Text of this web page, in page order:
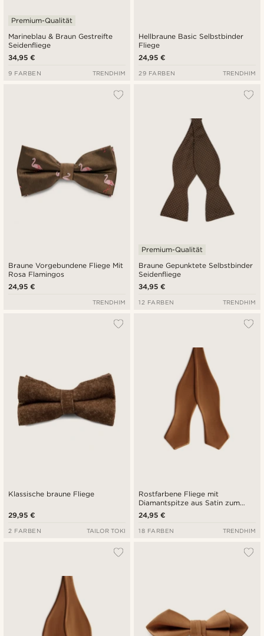
Marineblau & Braun Gestreifte
Seidenfliege
Premium-Qualität
34,95 €
9 FARBEN TRENDHIM
Hellbraune Basic Selbstbinder
Fliege
24,95 €
29 FARBEN TRENDHIM
Braune Vorgebundene Fliege Mit
Rosa Flamingos
24,95 €
TRENDHIM
Braune Gepunktete Selbstbinder
Seidenfliege
Premium-Qualität
34,95 €
12 FARBEN TRENDHIM
Klassische braune Fliege
29,95 €
2 FARBEN TAILOR TOKI
Rostfarbene Fliege mit
Diamantspitze aus Satin zum
Selbstbinden
24,95 €
18 FARBEN TRENDHIM